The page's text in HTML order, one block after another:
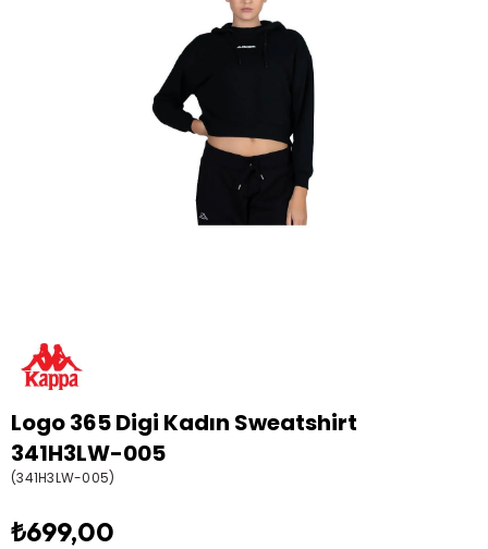
Logo 365 Digi Kadın Sweatshirt
341H3LW-005
(341H3LW-005)
₺699,00